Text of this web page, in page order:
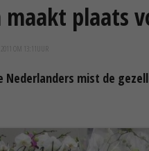
maakt plaats
2011 OM 13:11
Nederlanders mist de